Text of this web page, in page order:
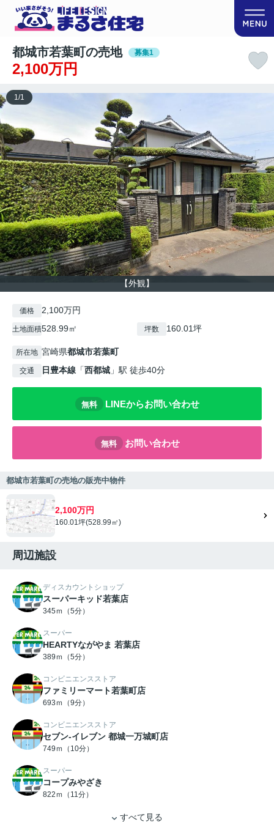
都城市若葉町の売地 募集1
2,100万円
【外観】
1/1
価格 2,100万円
土地面積528.99㎡ 坪数 160.01坪
所在地 宮崎県都城市若葉町
交通 日豊本線 「西都城 」駅 徒歩40分
無料 LINEからお問い合わせ
無料 お問い合わせ
都城市若葉町の売地の販売中物件
2,100万円
160.01坪(528.99㎡)
周辺施設
ディスカウントショップ
スーパーキッド若葉店
345ｍ（5分）
スーパー
HEARTYながやま 若葉店
389ｍ（5分）
コンビニエンスストア
ファミリーマート若葉町店
693ｍ（9分）
コンビニエンスストア
セブン-イレブン 都城一万城町店
749ｍ（10分）
スーパー
コープみやざき
822ｍ（11分）
すべて見る